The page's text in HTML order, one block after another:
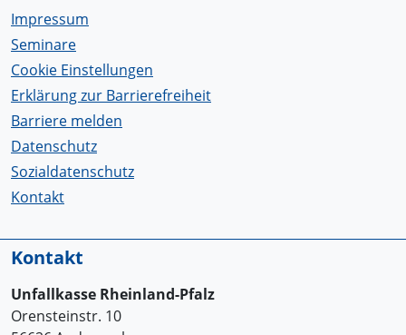
Impressum
Seminare
Cookie Einstellungen
Erklärung zur Barrierefreiheit
Barriere melden
Datenschutz
Sozialdatenschutz
Kontakt
Kontakt
Unfallkasse Rheinland-Pfalz
Orensteinstr. 10